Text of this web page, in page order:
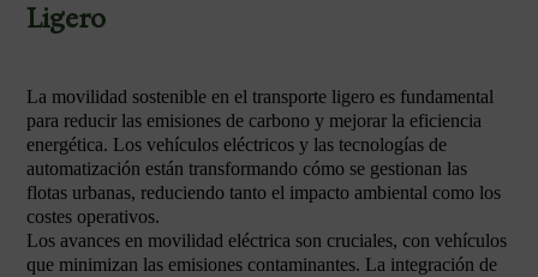
Ligero
La movilidad sostenible en el transporte ligero es fundamental
para reducir las emisiones de carbono y mejorar la eficiencia
energética. Los vehículos eléctricos y las tecnologías de
automatización están transformando cómo se gestionan las
flotas urbanas, reduciendo tanto el impacto ambiental como los
costes operativos.
Los avances en movilidad eléctrica son cruciales, con vehículos
que minimizan las emisiones contaminantes. La integración de